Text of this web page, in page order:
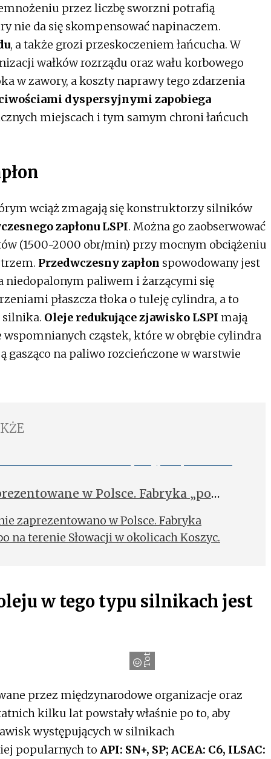
przez liczbę sworzni potrafią
nie da się skompensować napinaczem.
, a także grozi przeskoczeniem łańcucha. W
wałków rozrządu oraz wału korbowego
w zawory, a koszty naprawy tego zdarzenia
dyspersyjnymi zapobiega
miejscach i tym samym chroni łańcuch
wciąż zmagają się konstruktorzy silników
zapłonu LSPI. Można go zaobserwować
(1500-2000 obr/min) przy mocnym obciążeniu
Przedwczesny zapłon spowodowany jest
niedopalonym paliwem i żarzącymi się
płaszcza tłoka o tuleję cylindra, a to
silnika. Oleje redukujące zjawisko LSPI mają
cząstek, które w obrębie cylindra
gasząco na paliwo rozcieńczone w warstwie
w Polsce. Fabryka „po
zaprezentowano w Polsce. Fabryka
na terenie Słowacji w okolicach Koszyc.
w tego typu silnikach jest
TotalEnergies
przez międzynarodowe organizacje oraz
kilku lat powstały właśnie po to, aby
występujących w silnikach
popularnych to API: SN+, SP; ACEA: C6, ILSAC: